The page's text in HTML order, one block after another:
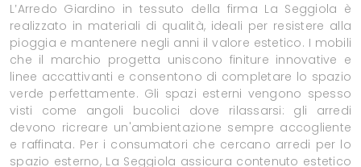
L’Arredo Giardino in tessuto della firma La Seggiola è
realizzato in materiali di qualità, ideali per resistere alla
pioggia e mantenere negli anni il valore estetico. I mobili
che il marchio progetta uniscono finiture innovative e
linee accattivanti e consentono di completare lo spazio
verde perfettamente. Gli spazi esterni vengono spesso
visti come angoli bucolici dove rilassarsi: gli arredi
devono ricreare un'ambientazione sempre accogliente
e raffinata. Per i consumatori che cercano arredi per lo
spazio esterno, La Seggiola assicura contenuto estetico